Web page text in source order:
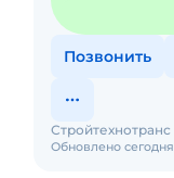
Позвонить
Обновлено сегодня
Стройтехнотранс